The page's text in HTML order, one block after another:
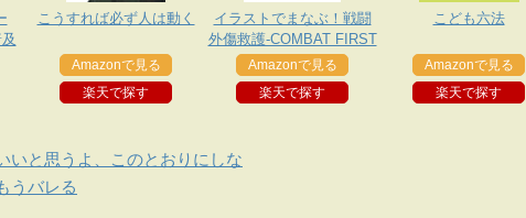
こうすれば必ず人は動く
Amazonで見る
楽天で探す
イラストでまなぶ！戦闘
外傷救護-COMBAT FIRST
AID-増補改訂版
Amazonで見る
楽天で探す
こども六法
Amazonで見る
楽天で探す
いと思うよ、このとおりにしな
うバレる